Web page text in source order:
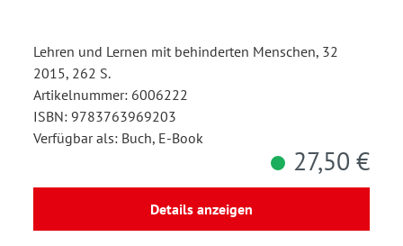
Lehren und Lernen mit behinderten Menschen, 32
2015, 262 S.
Artikelnummer: 6006222
ISBN: 9783763969203
Verfügbar als: Buch, E-Book
27,50 €
Details anzeigen